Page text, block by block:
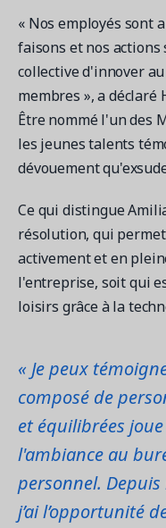
Paiements
Gestion du
Obtenez une
gestion le plus
Une plateforme
RESSOURCES
Amilia University
Centre d'aide
Étude de cas
« Nos employés sont
faisons et nos
collective d'innover
membres », a déclaré
Être nommé l'un des
les jeunes talents
dévouement
Ce qui distingue
résolution, qui
activement et en
l'entreprise, soit qui
loisirs grâce à la
« Je peux
composé de
et équilibrées
l'ambiance au
personnel. Depuis
j’ai l’opportunité